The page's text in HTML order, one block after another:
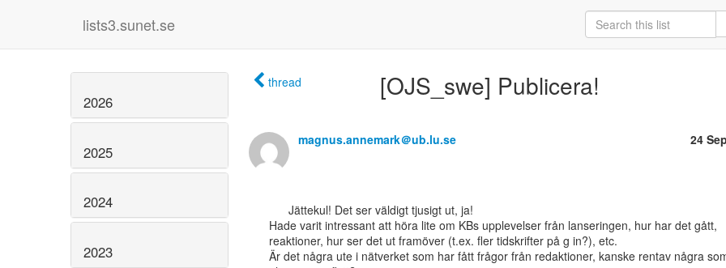
lists3.sunet.se
2026
2025
2024
2023
thread [OJS_swe] Publicera!
magnus.annemark＠ub.lu.se 24
Hade varit intressant att höra lite om KBs upplevelser från lanseringen, hur har det gått,
reaktioner, hur ser det ut framöver (t.ex. fler tidskrifter på g in?), etc.
Är det några ute i nätverket som har fått frågor från redaktioner, kanske rentav några